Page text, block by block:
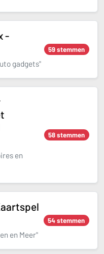
-
gadgets"
59 stemmen
en
58 stemmen
en Meer"
54 stemmen